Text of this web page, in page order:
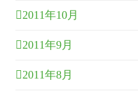
2011年10月
2011年9月
2011年8月